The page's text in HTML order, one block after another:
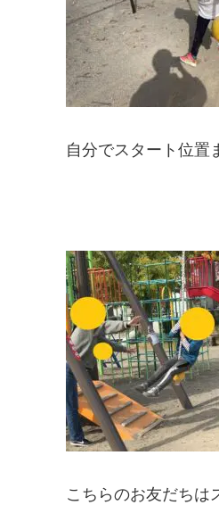
自分でスタート位置
こちらのお友だちは